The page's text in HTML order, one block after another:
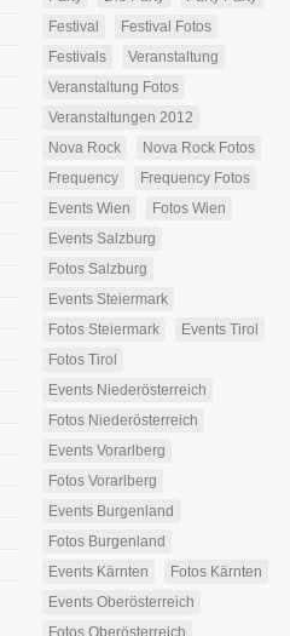
Festival
Festival Fotos
Festivals
Veranstaltung
Veranstaltung Fotos
Veranstaltungen 2012
Nova Rock
Nova Rock Fotos
Frequency
Frequency Fotos
Events Wien
Fotos Wien
Events Salzburg
Fotos Salzburg
Events Steiermark
Fotos Steiermark
Events Tirol
Fotos Tirol
Events Niederösterreich
Fotos Niederösterreich
Events Vorarlberg
Fotos Vorarlberg
Events Burgenland
Fotos Burgenland
Events Kärnten
Fotos Kärnten
Events Oberösterreich